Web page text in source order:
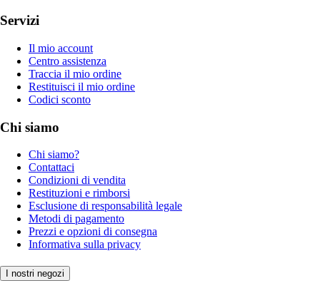
Servizi
Il mio account
Centro assistenza
Traccia il mio ordine
Restituisci il mio ordine
Codici sconto
Chi siamo
Chi siamo?
Contattaci
Condizioni di vendita
Restituzioni e rimborsi
Esclusione di responsabilità legale
Metodi di pagamento
Prezzi e opzioni di consegna
Informativa sulla privacy
I nostri negozi